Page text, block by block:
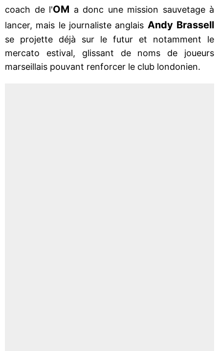
coach de l'OM a donc une mission sauvetage à
lancer, mais le journaliste anglais Andy Brassell
se projette déjà sur le futur et notamment le
mercato estival, glissant de noms de joueurs
marseillais pouvant renforcer le club londonien.